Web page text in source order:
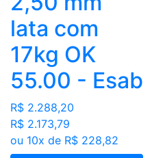
lata com
17kg OK
55.00 - Esab
R$ 2.288,20
R$ 2.173,79
ou 10x de R$ 228,82